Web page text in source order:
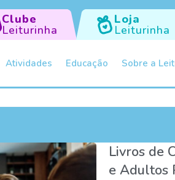
Clube
Leiturinha
Loja
Leiturinha
Atividades Educação Sobre a
Livros de
e Adultos